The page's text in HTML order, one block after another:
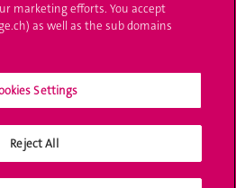
marketing efforts. You accept
as well as the sub domains
Settings
Reject All